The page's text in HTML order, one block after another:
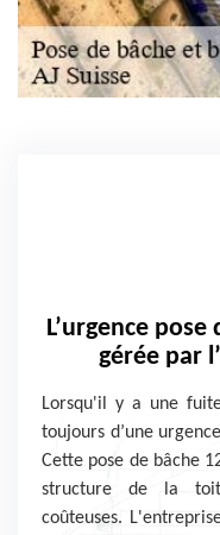
L’urgence
gérée par
Lorsqu'il y a une
toujours d’une
Cette pose de bâche
structure de la
coûteuses.